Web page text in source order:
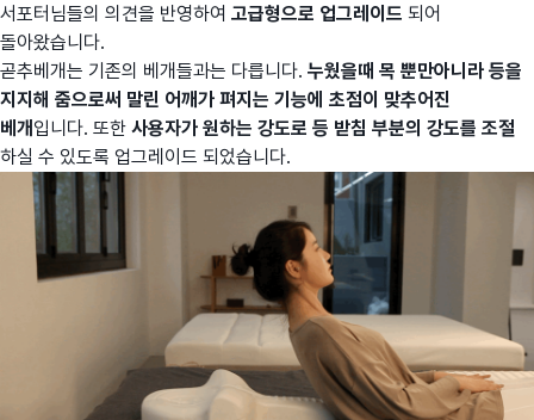
서포터님들의 의견을 반영하여 고급형으로 업그레이드 되어
돌아왔습니다.
곧추베개는 기존의 베개들과는 다릅니다. 누웠을때 목 뿐만아니라 등을
지지해 줌으로써 말린 어깨가 펴지는 기능에 초점이 맞추어진
베개 입니다. 또한 사용자가 원하는 강도로 등 받침 부분의 강도를 조절
하실 수 있도록 업그레이드 되었습니다.